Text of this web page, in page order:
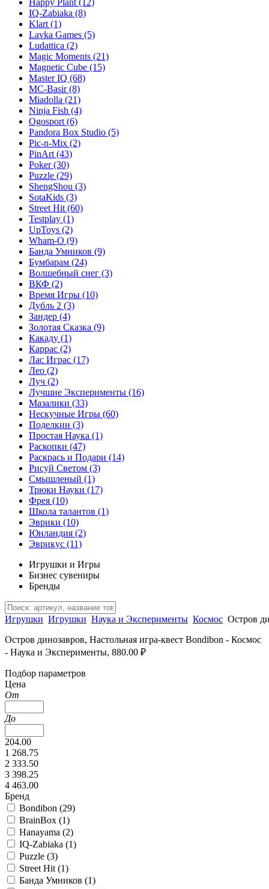
Happy Plant (12)
IQ-Zabiaka (8)
Klart (1)
Lavka Games (5)
Ludattica (2)
Magic Moments (21)
Magnetic Cube (15)
Master IQ (68)
MC-Basir(8)
Miadolla (21)
Ninja Fish (4)
Ogosport (6)
Pandora Box Studio (5)
Pic-n-Mix (2)
PinArt (43)
Poker(30)
Puzzle (29)
ShengShou (3)
SotaKids (3)
Street Hit (60)
Testplay (1)
UpToys (2)
Wham-O (9)
Банда Умников (9)
Бумбарам (24)
Волшебный снег (3)
ВКФ (2)
Время Игры (10)
Дубль 2 (3)
Зандер (4)
Золотая Сказка (9)
Какаду (1)
Каррас (2)
Лас Играс (17)
Лео (2)
Луч (2)
Лучшие Эксперименты (16)
Мазалики (33)
Нескучные Игры (60)
Поделкин (3)
Простая Наука (1)
Раскопки (47)
Раскрась и Подари (14)
Рисуй Светом (3)
Смышленый (1)
Трюки Науки (17)
Фрея (10)
Школа талантов (1)
Эврики (10)
Юнландия (2)
Эврикус (11)
Игрушки и Игры
Бизнес сувениры
Бренды
Игрушки Игрушки Наука и Эксперименты Космос Остров
Остров динозавров, Настольная игра-квест Bondibon - Космос
- Наука и Эксперименты, 880.00 ₽
Подбор параметров
Цена
От
До
204.00
1 268.75
2 333.50
3 398.25
4 463.00
Бренд
Bondibon (29)
BrainBox (1)
Hanayama (2)
IQ-Zabiaka (1)
Puzzle (3)
Street Hit (1)
Банда Умников (1)